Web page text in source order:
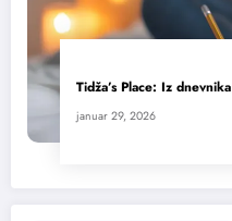
Tidža’s Place: Iz dnevnika
januar 29, 2026